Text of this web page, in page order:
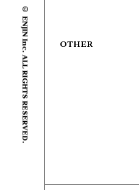
© ENJIN Inc. ALL RIGHTS RESERVED.
OTHER